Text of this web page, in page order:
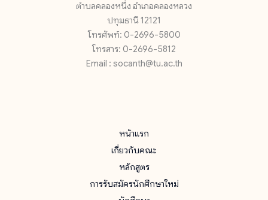
ตำบลคลองหนึ่ง อำเภอคลองหลวง
ปทุมธานี 12121
โทรศัพท์: 0-2696-5800
โทรสาร: 0-2696-5812
Email : socanth@tu.ac.th
หน้าแรก
เกี่ยวกับคณะ
หลักสูตร
การรับสมัครนักศึกษาใหม่